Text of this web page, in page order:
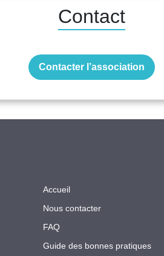
Contact
Contacter l’association
Accueil
Nous contacter
FAQ
Guide des bonnes pratiques